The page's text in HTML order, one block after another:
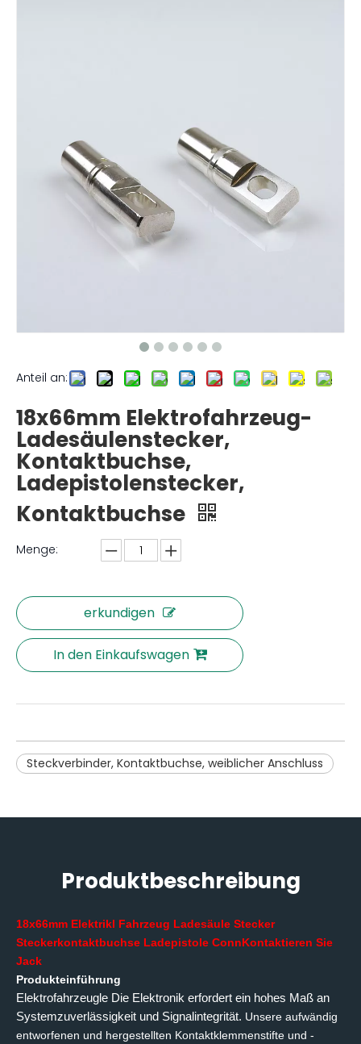
Anteil an:
18x66mm Elektrofahrzeug-
Ladesäulenstecker,
Kontaktbuchse,
Ladepistolenstecker,
Kontaktbuchse
Menge:
erkundigen
In den Einkaufswagen
Steckverbinder, Kontaktbuchse, weiblicher Anschluss
Produktbeschreibung
18x66mm Elektrikl Fahrzeug Ladesäule Stecker
Steckerkontaktbuchse Ladepistole ConnKontaktieren Sie
Jack
Produkteinführung
Elektrofahrzeugle Die Elektronik erfordert ein hohes Maß an
Systemzuverlässigkeit und Signalintegrität. Unsere aufwändig
entworfenen und hergestellten Kontaktklemmenstifte und -